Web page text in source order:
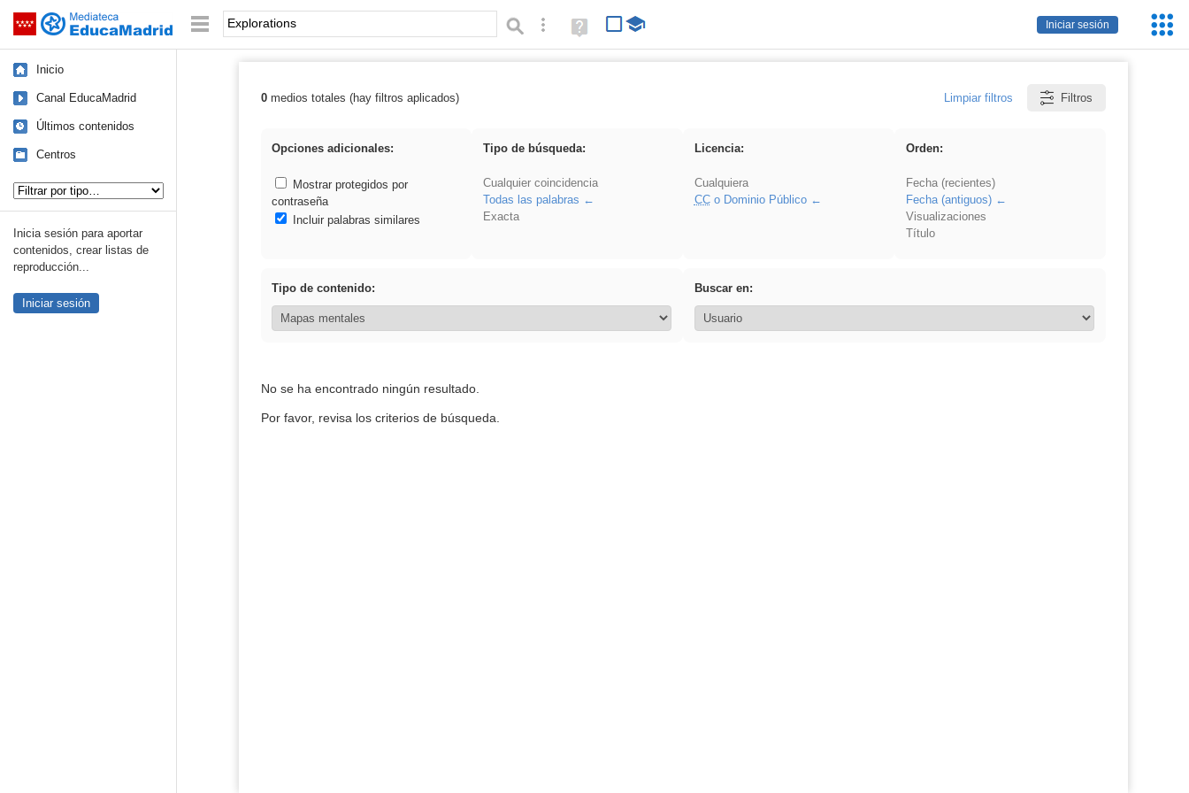
Saltar navegación
Iniciar sesión
Palabra o frase: Búsqueda avanzada
Ayuda
(en
Inicio
Canal EducaMadrid
Últimos contenidos
Centros
Inicia sesión para aportar
contenidos, crear listas de
reproducción...
Iniciar sesión
Resultados de: Explorations
0medios totales (hay filtros aplicados) Limpiar filtros Filtros
Opciones adicionales:
Mostrar protegidos por
contraseña
Incluir palabras similares
Tipo de búsqueda:
Cualquier coincidencia
Todas las palabras
Exacta
Licencia:
Cualquiera
CCo Dominio Público
Orden:
Fecha (recientes)
Fecha (antiguos)
Visualizaciones
Título
Tipo de contenido: Buscar en:
No se ha encontrado ningún resultado.
Por favor, revisa los criterios de búsqueda.